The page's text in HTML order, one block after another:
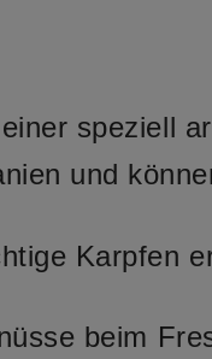
speziell
und
Karpfen
beim